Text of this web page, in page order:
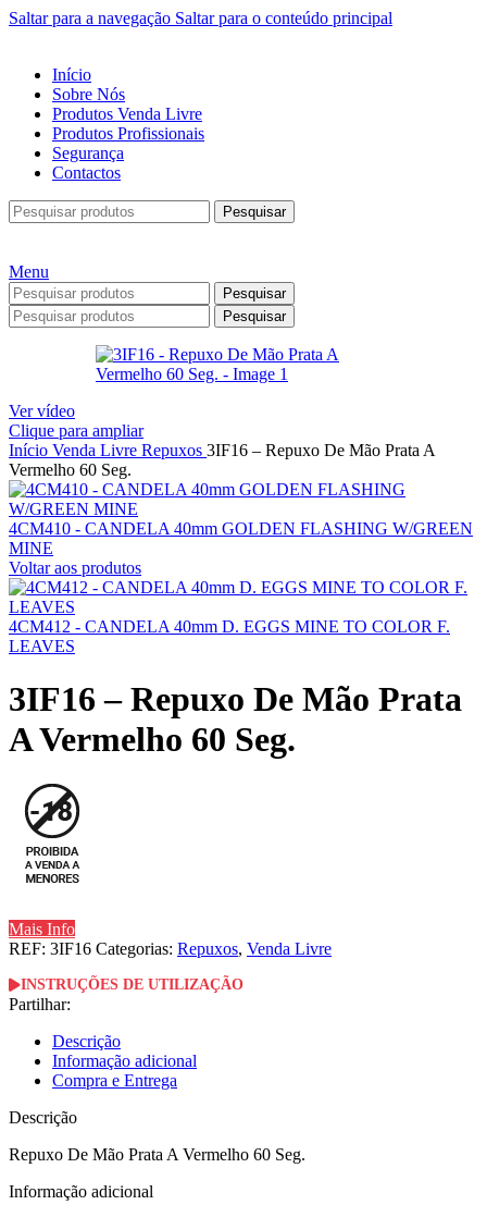
Saltar para a navegação Saltar para o conteúdo principal
Início
Sobre Nós
Produtos Venda Livre
Produtos Profissionais
Segurança
Contactos
Pesquisar
Menu
Pesquisar
Pesquisar
Ver vídeo
Clique para ampliar
Início Venda Livre Repuxos 3IF16 – Repuxo De Mão Prata A
Vermelho 60 Seg.
4CM410 - CANDELA 40mm GOLDEN FLASHING W/GREEN
MINE
Voltar aos produtos
4CM412 - CANDELA 40mm D. EGGS MINE TO COLOR F.
LEAVES
3IF16 – Repuxo De Mão Prata
A Vermelho 60 Seg.
Mais Info
REF: 3IF16 Categorias: Repuxos, Venda Livre
INSTRUÇÕES DE UTILIZAÇÃO
Partilhar:
Descrição
Informação adicional
Compra e Entrega
Descrição
Repuxo De Mão Prata A Vermelho 60 Seg.
Informação adicional